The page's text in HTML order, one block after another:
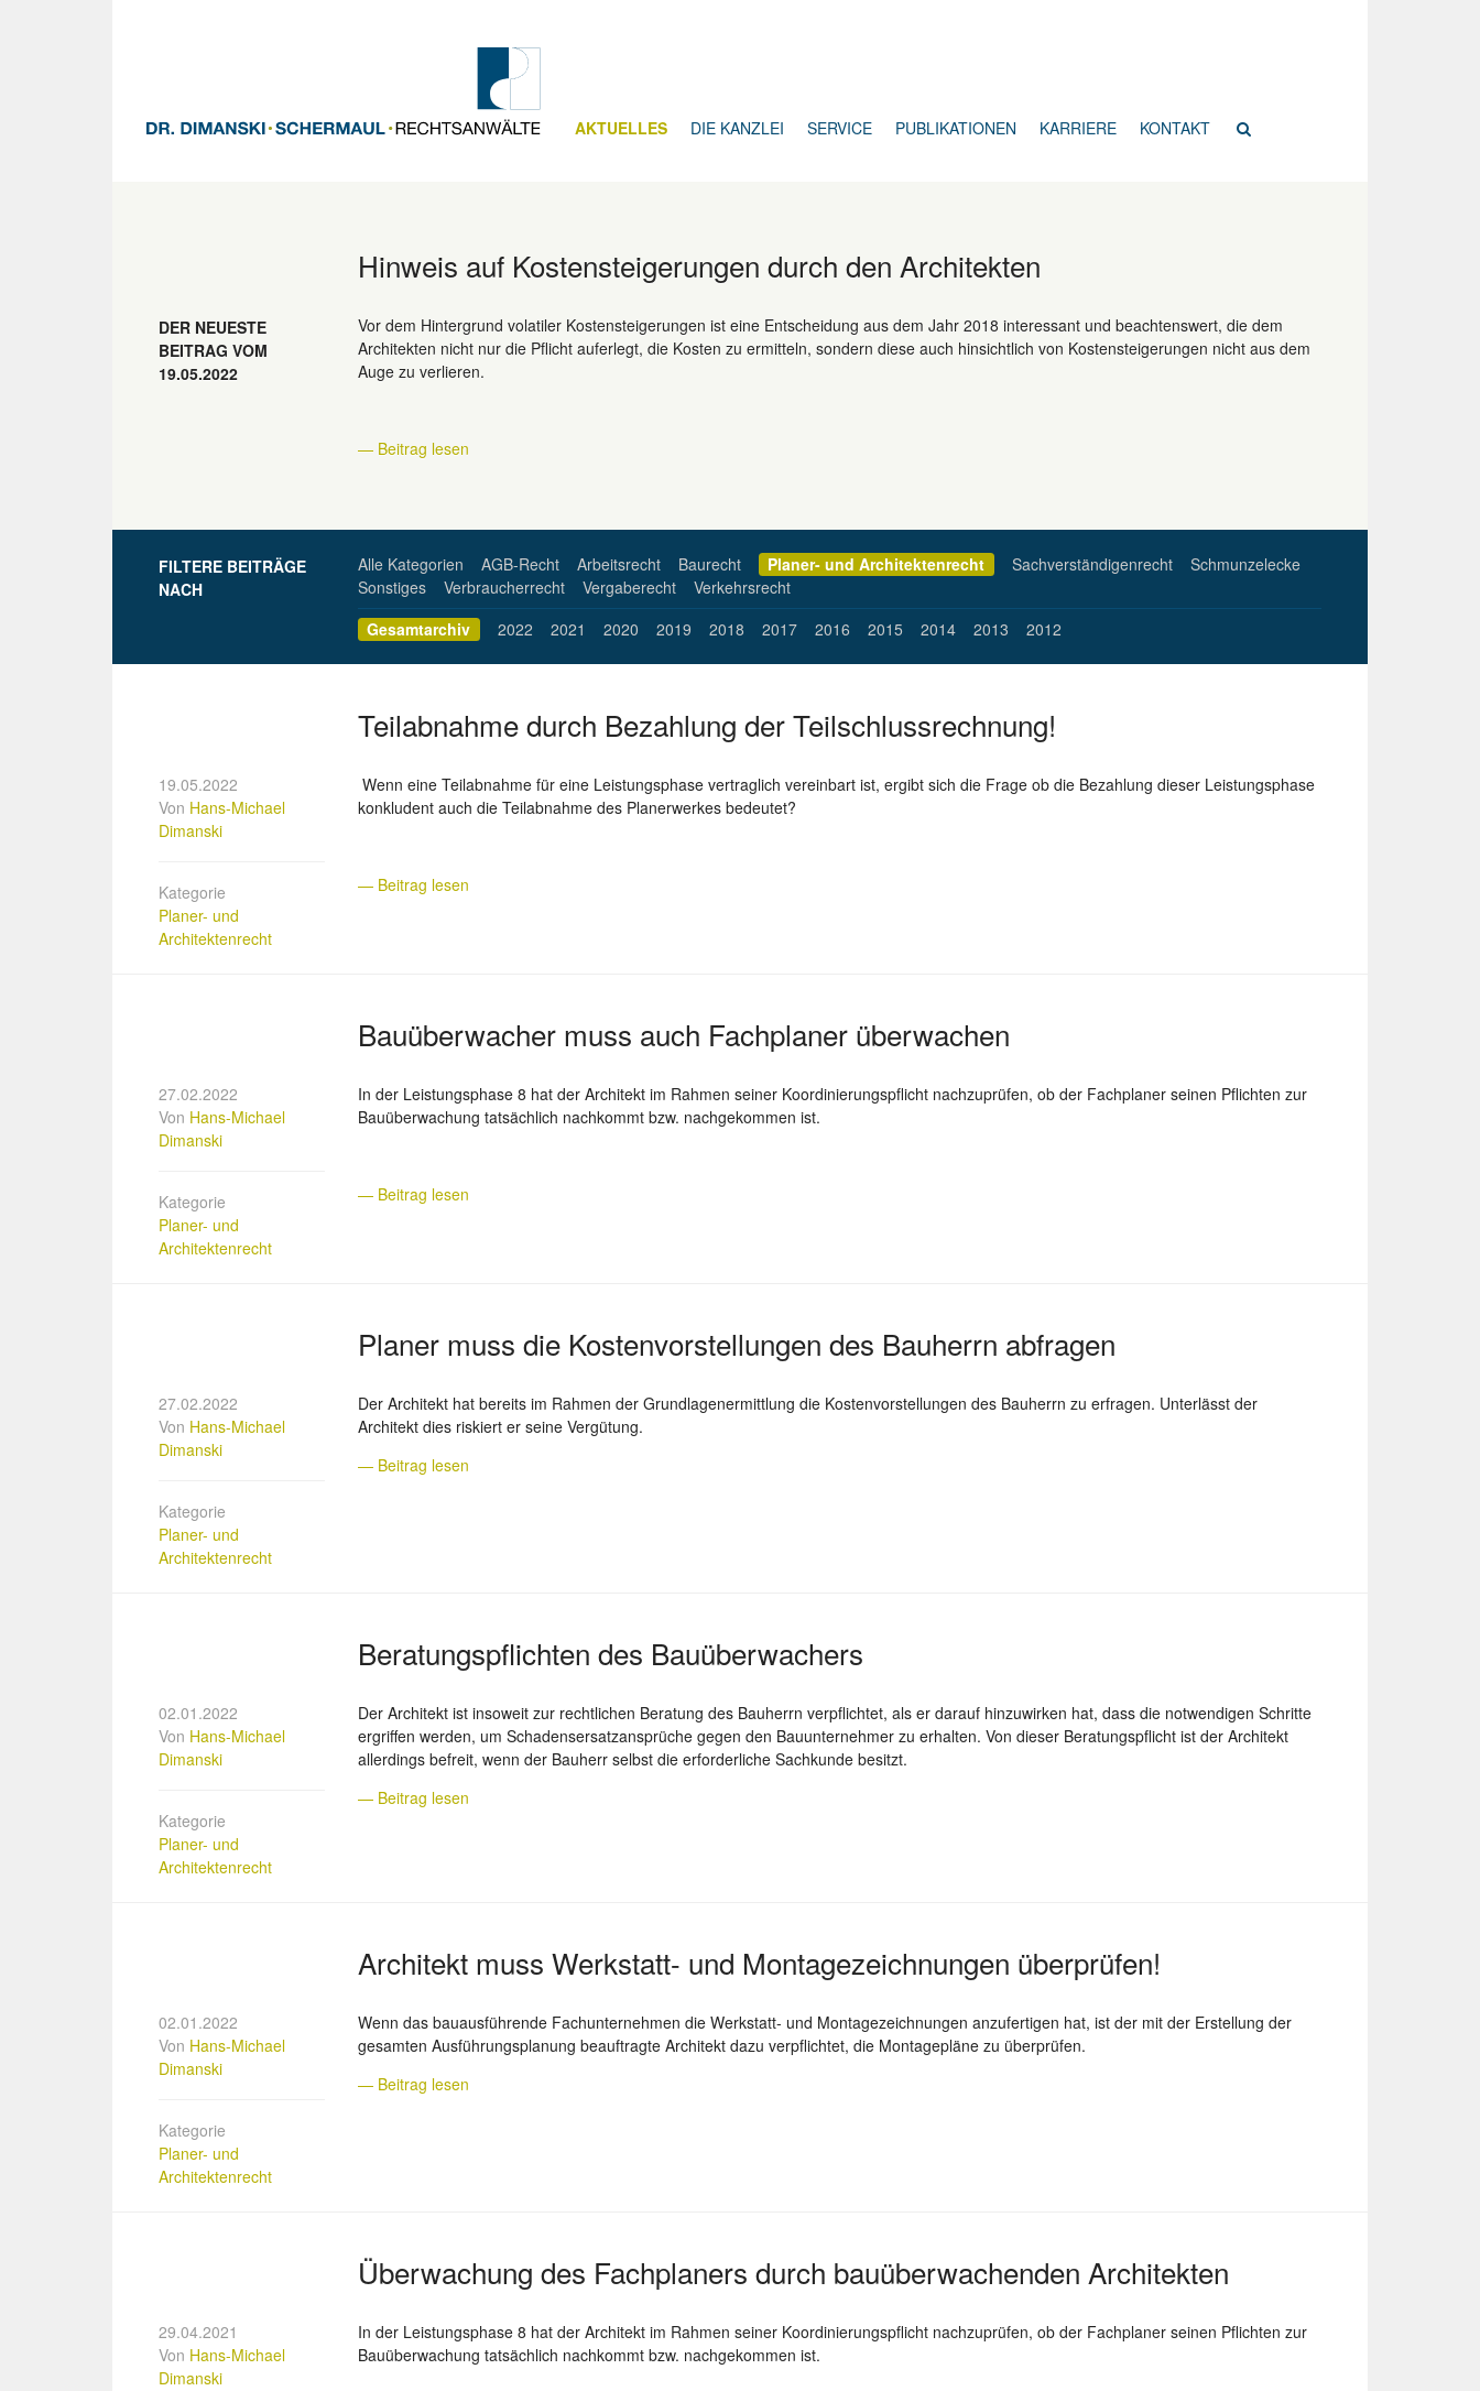
AKTUELLES DIE KANZLEI SERVICE PUBLIKATIONEN KARRIERE KONTAKT
Hinweis auf Kostensteigerungen durch den Architekten
DER NEUESTE
BEITRAG VOM
19.05.2022
Vor dem Hintergrund volatiler Kostensteigerungen ist eine Entscheidung aus dem Jahr 2018 interessant und beachtenswert, die dem
Architekten nicht nur die Pflicht auferlegt, die Kosten zu ermitteln, sondern diese auch hinsichtlich von Kostensteigerungen nicht aus dem
Auge zu verlieren.
— Beitrag lesen
FILTERE BEITRÄGE
NACH
Alle Kategorien AGB-Recht Arbeitsrecht Baurecht Planer- und Architektenrecht Sachverständigenrecht
Schmunzelecke
Sonstiges
Verbraucherrecht Vergaberecht
Verkehrsrecht
Gesamtarchiv
2022 2021 2020 2019 2018 2017 2016 2015 2014 2013 2012
Teilabnahme durch Bezahlung der Teilschlussrechnung!
19.05.2022
Von Hans-Michael
Dimanski
Kategorie
Planer- und
Architektenrecht
Wenn eine Teilabnahme für eine Leistungsphase vertraglich vereinbart ist, ergibt sich die Frage ob die Bezahlung dieser Leistungsphase
konkludent auch die Teilabnahme des Planerwerkes bedeutet?
— Beitrag lesen
Bauüberwacher muss auch Fachplaner überwachen
27.02.2022
Von Hans-Michael
Dimanski
Kategorie
Planer- und
Architektenrecht
In der Leistungsphase 8 hat der Architekt im Rahmen seiner Koordinierungspflicht nachzuprüfen, ob der Fachplaner seinen Pflichten zur
Bauüberwachung tatsächlich nachkommt bzw. nachgekommen ist.
— Beitrag lesen
Planer muss die Kostenvorstellungen des Bauherrn abfragen
27.02.2022
Von Hans-Michael
Dimanski
Kategorie
Planer- und
Architektenrecht
Der Architekt hat bereits im Rahmen der Grundlagenermittlung die Kostenvorstellungen des Bauherrn zu erfragen. Unterlässt der
Architekt dies riskiert er seine Vergütung.
— Beitrag lesen
Beratungspflichten des Bauüberwachers
02.01.2022
Von Hans-Michael
Dimanski
Kategorie
Planer- und
Architektenrecht
Der Architekt ist insoweit zur rechtlichen Beratung des Bauherrn verpflichtet, als er darauf hinzuwirken hat, dass die notwendigen Schritte
ergriffen werden, um Schadensersatzansprüche gegen den Bauunternehmer zu erhalten. Von dieser Beratungspflicht ist der Architekt
allerdings befreit, wenn der Bauherr selbst die erforderliche Sachkunde besitzt.
— Beitrag lesen
Architekt muss Werkstatt- und Montagezeichnungen überprüfen!
02.01.2022
Von Hans-Michael
Dimanski
Kategorie
Planer- und
Architektenrecht
Wenn das bauausführende Fachunternehmen die Werkstatt- und Montagezeichnungen anzufertigen hat, ist der mit der Erstellung der
gesamten Ausführungsplanung beauftragte Architekt dazu verpflichtet, die Montagepläne zu überprüfen.
— Beitrag lesen
Überwachung des Fachplaners durch bauüberwachenden Architekten
29.04.2021
Von Hans-Michael
Dimanski
In der Leistungsphase 8 hat der Architekt im Rahmen seiner Koordinierungspflicht nachzuprüfen, ob der Fachplaner seinen Pflichten zur
Bauüberwachung tatsächlich nachkommt bzw. nachgekommen ist.